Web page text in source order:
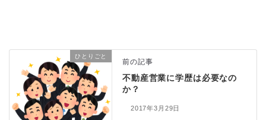
ひとりごと
前の記事
不動産営業に学歴は必要なの
か？
2017年3月29日